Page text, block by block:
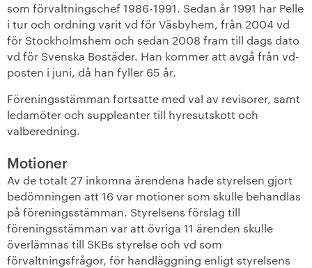
som förvaltningschef 1986-1991. Sedan år 1991 har Pelle
i tur och ordning varit vd för Väsbyhem, från 2004 vd
för Stockholmshem och sedan 2008 fram till dags dato
vd för Svenska Bostäder. Han kommer att avgå från vd-
posten i juni, då han fyller 65 år.
Föreningsstämman fortsatte med val av revisorer, samt
ledamöter och suppleanter till hyresutskott och
valberedning.
Motioner
Av de totalt 27 inkomna ärendena hade styrelsen gjort
bedömningen att 16 var motioner som skulle behandlas
på föreningsstämman. Styrelsens förslag till
föreningsstämman var att övriga 11 ärenden skulle
överlämnas till SKBs styrelse och vd som
förvaltningsfrågor, för handläggning enligt styrelsens